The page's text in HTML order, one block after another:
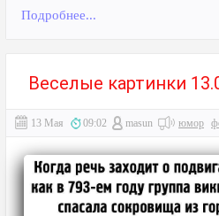
Подробнее...
Веселые картинки
13 Мая 09:02 masun юмор